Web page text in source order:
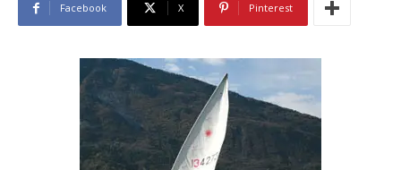
Facebook X Pinterest